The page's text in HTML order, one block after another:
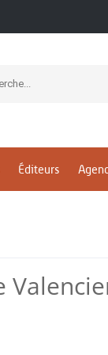
Éditeurs